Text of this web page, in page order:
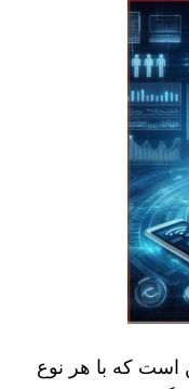
است که با هر نوع